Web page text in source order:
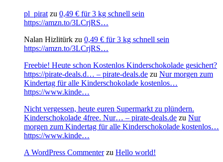
pl_pirat zu 0,49 € für 3 kg schnell sein
https://amzn.to/3LCrjRS…
Nalan Hizlitürk zu 0,49 € für 3 kg schnell sein
https://amzn.to/3LCrjRS…
Freebie! Heute schon Kostenlos Kinderschokolade gesichert?
https://pirate-deals.d… – pirate-deals.de zu Nur morgen zum
Kindertag für alle Kinderschokolade kostenlos…
https://www.kinde…
Nicht vergessen, heute euren Supermarkt zu plündern.
Kinderschokolade 4free. Nur… – pirate-deals.de zu Nur
morgen zum Kindertag für alle Kinderschokolade kostenlos…
https://www.kinde…
A WordPress Commenterzu Hello world!